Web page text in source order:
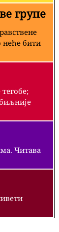
групе
неће бити
Читава